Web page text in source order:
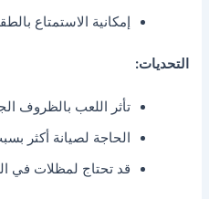
إمكانية الاستمتاع
التحديات:
تأثر اللعب بالظروف
الحاجة لصيانة أكثر
قد تحتاج لمظلات في